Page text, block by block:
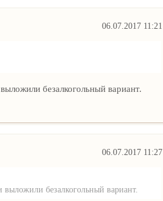
06.07.2017 11:21
безалкогольный вариант.
06.07.2017 11:27
безалкогольный вариант.